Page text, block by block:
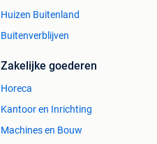
Huizen Buitenland
Buitenverblijven
Zakelijke goederen
Horeca
Kantoor en Inrichting
Machines en Bouw